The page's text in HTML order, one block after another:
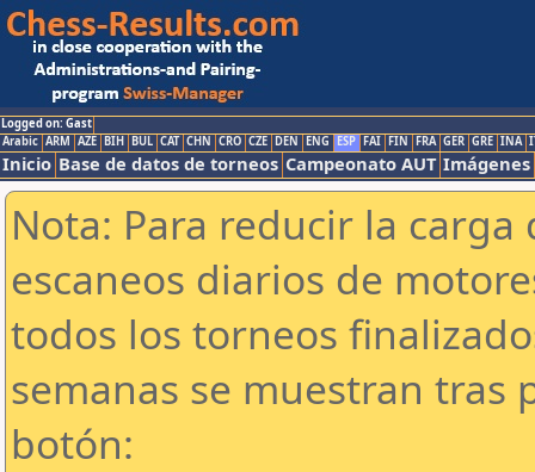
Logged on: Gast
Arabic ARM AZE BIH BUL CAT CHN CRO CZE DEN ENG ESP FAI FIN FRA GER GRE INA
Inicio Base de datos de torneos Campeonato AUT Imágenes
Nota: Para reducir la
escaneos diarios de
todos los torneos
semanas se muestran tras
botón: